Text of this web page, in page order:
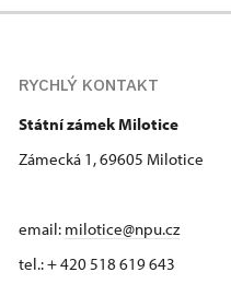
RYCHLÝ KONTAKT
Státní zámek Milotice
Zámecká 1, 69605 Milotice
email: milotice@npu.cz
tel.: + 420 518 619 643